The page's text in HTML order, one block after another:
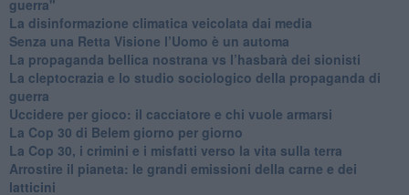
guerra"
​La disinformazione climatica veicolata dai media
Senza una Retta Visione l’Uomo è un automa
​La propaganda bellica nostrana vs l’hasbarà dei sionisti
​La cleptocrazia e lo studio sociologico della propaganda di
guerra
​Uccidere per gioco: il cacciatore e chi vuole armarsi
​La Cop 30 di Belem giorno per giorno
La Cop 30, i crimini e i misfatti verso la vita sulla terra
Arrostire il pianeta: le grandi emissioni della carne e dei
latticini